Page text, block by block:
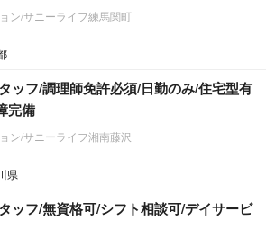
ン/サニーライフ練馬関町
ッフ/調理師免許必須/日勤のみ/住宅型有
完備
ン/サニーライフ湘南藤沢
県
ッフ/無資格可/シフト相談可/デイサービ